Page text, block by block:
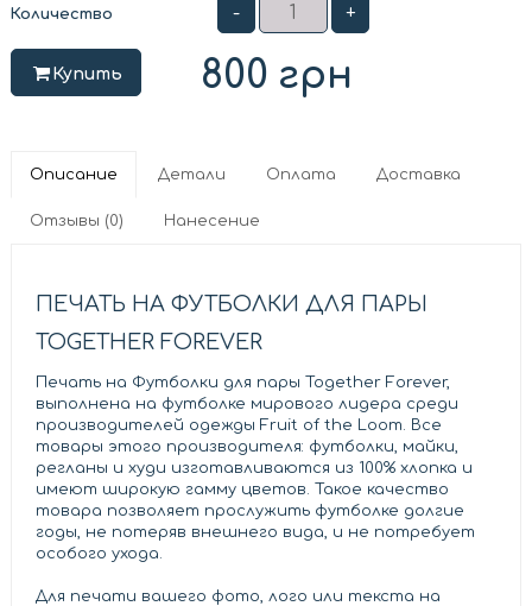
Количество - +
Купить 800 грн
Описание Детали Оплата Доставка
Отзывы (0) Нанесение
ПЕЧАТЬ НА ФУТБОЛКИ ДЛЯ ПАРЫ
TOGETHER FOREVER
Печать на Футболки для пары Together Forever,
выполнена на футболке мирового лидера среди
производителей одежды Fruit of the Loom. Все
товары этого производителя: футболки, майки,
регланы и худи изготавливаются из 100% хлопка и
имеют широкую гамму цветов. Такое качество
товара позволяет прослужить футболке долгие
годы, не потеряв внешнего вида, и не потребует
особого ухода.
Для печати вашего фото, лого или текста на